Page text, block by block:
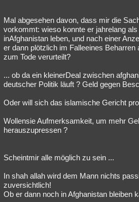
Mal abgesehen davon, dass mir die
vorkommt: wieso konnte er jahrelang
inAfghanistan leben, und nach einer
er dann plötzlich im Falleeines Beharren
zum Tode verurteilt?
... ob da ein kleinerDeal zwischen
deutscher Politik läuft ? Geld gegen
Oder will sich das islamische Gericht
Wollensie Aufmerksamkeit, um mehr
herauszupressen ?
Scheintmir alle möglich zu sein ...
In shah allah wird dem Mann nichts
zuversichtlich!
Ob er dann noch in Afghanistan bleiben